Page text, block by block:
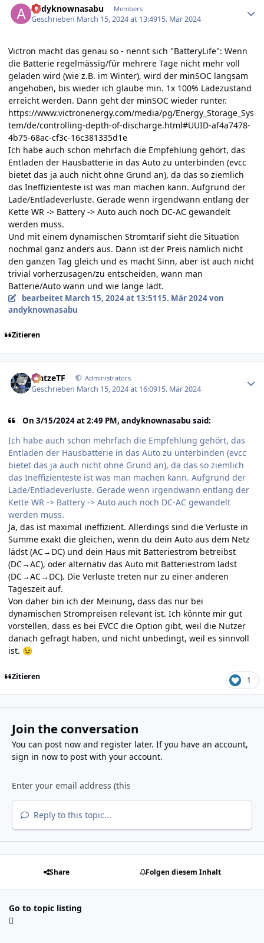
andyknownasabu Members
Geschrieben March 15, 2024 at 13:4915. Mär 2024
Victron macht das genau so - nennt sich "BatteryLife": Wenn
die Batterie regelmässig/für mehrere Tage nicht mehr voll
geladen wird (wie z.B. im Winter), wird der minSOC langsam
angehoben, bis wieder ich glaube min. 1x 100% Ladezustand
erreicht werden. Dann geht der minSOC wieder runter.
https://www.victronenergy.com/media/pg/Energy_Storage_Sys
tem/de/controlling-depth-of-discharge.html#UUID-af4a7478-
4b75-68ac-cf3c-16c381335d1e
Ich habe auch schon mehrfach die Empfehlung gehört, das
Entladen der Hausbatterie in das Auto zu unterbinden (evcc
bietet das ja auch nicht ohne Grund an), da das so ziemlich
das Ineffizienteste ist was man machen kann. Aufgrund der
Lade/Entladeverluste. Gerade wenn irgendwann entlang der
Kette WR -> Battery -> Auto auch noch DC-AC gewandelt
werden muss.
Und mit einem dynamischen Stromtarif sieht die Situation
nochmal ganz anders aus. Dann ist der Preis nämlich nicht
den ganzen Tag gleich und es macht Sinn, aber ist auch nicht
trivial vorherzusagen/zu entscheiden, wann man
Batterie/Auto wann und wie lange lädt.
bearbeitet March 15, 2024 at 13:5115. Mär 2024von
andyknownasabu
Zitieren
MatzeTF Administrators
Geschrieben March 15, 2024 at 16:0915. Mär 2024
On 3/15/2024 at 2:49 PM, andyknownasabu said:
Ich habe auch schon mehrfach die Empfehlung gehört, das
Entladen der Hausbatterie in das Auto zu unterbinden (evcc
bietet das ja auch nicht ohne Grund an), da das so ziemlich
das Ineffizienteste ist was man machen kann. Aufgrund der
Lade/Entladeverluste. Gerade wenn irgendwann entlang der
Kette WR -> Battery -> Auto auch noch DC-AC gewandelt
werden muss.
Ja, das ist maximal ineffizient. Allerdings sind die Verluste in
Summe exakt die gleichen, wenn du dein Auto aus dem Netz
lädst (AC→DC) und dein Haus mit Batteriestrom betreibst
(DC→AC), oder alternativ das Auto mit Batteriestrom lädst
(DC→AC→DC). Die Verluste treten nur zu einer anderen
Tageszeit auf.
Von daher bin ich der Meinung, dass das nur bei
dynamischen Strompreisen relevant ist. Ich könnte mir gut
vorstellen, dass es bei EVCC die Option gibt, weil die Nutzer
danach gefragt haben, und nicht unbedingt, weil es sinnvoll
ist. 😉
Zitieren 1
Join the conversation
You can post now and register later. If you have an account,
sign in nowto post with your account.
Reply to this topic...
Share Folgen diesem Inhalt
Go to topic listing